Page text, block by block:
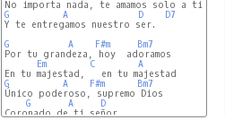
G
A D
D7
Y te entregamos nuestro ser.
G
A F#m
Bm7
Por tu grandeza, hoy  adoramos
Em
C
A
G
A F#m
Bm7
Único poderoso, supremo Dios
G
A
D
Coronado de ti señor.